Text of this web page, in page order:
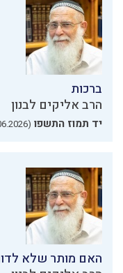
ברכות
הרב אליקים לבנון
יד תמוז התשפו (29.06.2026)
האם מותר שלא